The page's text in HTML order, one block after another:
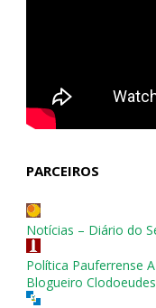
PARCEIROS
Notícias – Diário do
Política Pauferrense
Blogueiro